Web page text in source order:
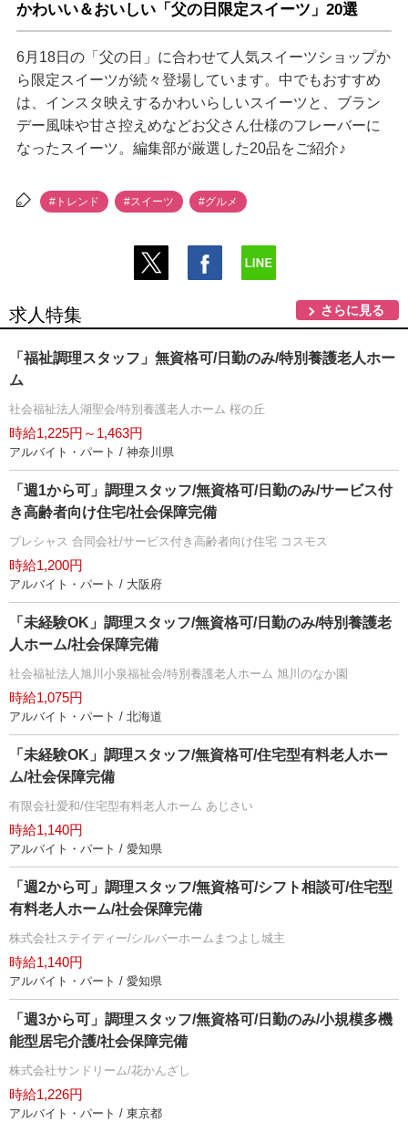
かわいい＆おいしい「父の日限定スイーツ」20選
6月18日の「父の日」に合わせて人気スイーツショップか
ら限定スイーツが続々登場しています。中でもおすすめ
は、インスタ映えするかわいらしいスイーツと、ブラン
デー風味や甘さ控えめなどお父さん仕様のフレーバーに
なったスイーツ。編集部が厳選した20品をご紹介♪
#トレンド #スイーツ #グルメ
求人特集 さらに見る
「福祉調理スタッフ」無資格可/日勤のみ/特別養護老人ホー
ム
社会福祉法人湖聖会/特別養護老人ホーム 桜の丘
時給1,225円～1,463円
アルバイト・パート / 神奈川県
「週1から可」調理スタッフ/無資格可/日勤のみ/サービス付
き高齢者向け住宅/社会保障完備
プレシャス 合同会社/サービス付き高齢者向け住宅 コスモス
時給1,200円
アルバイト・パート / 大阪府
「未経験OK」調理スタッフ/無資格可/日勤のみ/特別養護老
人ホーム/社会保障完備
社会福祉法人旭川小泉福祉会/特別養護老人ホーム 旭川のなか園
時給1,075円
アルバイト・パート / 北海道
「未経験OK」調理スタッフ/無資格可/住宅型有料老人ホー
ム/社会保障完備
有限会社愛和/住宅型有料老人ホーム あじさい
時給1,140円
アルバイト・パート / 愛知県
「週2から可」調理スタッフ/無資格可/シフト相談可/住宅型
有料老人ホーム/社会保障完備
株式会社ステイディー/シルバーホームまつよし城主
時給1,140円
アルバイト・パート / 愛知県
「週3から可」調理スタッフ/無資格可/日勤のみ/小規模多機
能型居宅介護/社会保障完備
株式会社サンドリーム/花かんざし
時給1,226円
アルバイト・パート / 東京都